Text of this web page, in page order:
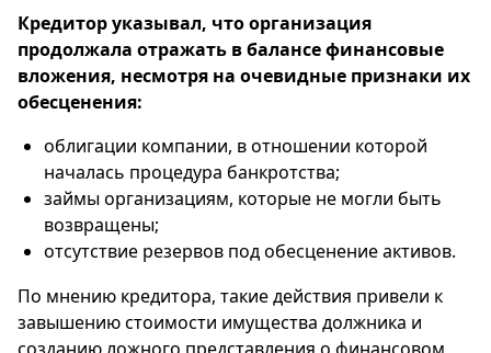
Кредитор указывал, что организация
продолжала отражать в балансе финансовые
вложения, несмотря на очевидные признаки их
обесценения:
облигации компании, в отношении которой
началась процедура банкротства;
займы организациям, которые не могли быть
возвращены;
отсутствие резервов под обесценение активов.
По мнению кредитора, такие действия привели к
завышению стоимости имущества должника и